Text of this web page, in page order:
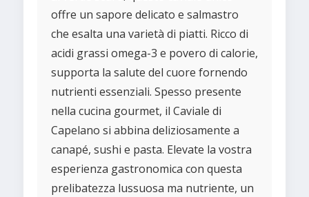
offre un sapore delicato e salmastro
che esalta una varietà di piatti. Ricco di
acidi grassi omega-3 e povero di calorie,
supporta la salute del cuore fornendo
nutrienti essenziali. Spesso presente
nella cucina gourmet, il Caviale di
Capelano si abbina deliziosamente a
canapé, sushi e pasta. Elevate la vostra
esperienza gastronomica con questa
prelibatezza lussuosa ma nutriente, un